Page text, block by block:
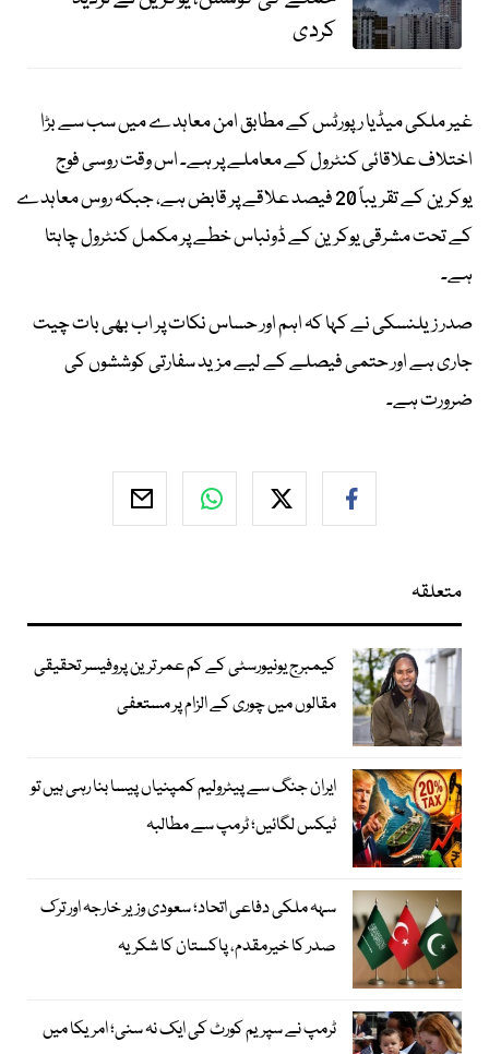
کردی
غیر ملکی میڈیا رپورٹس کے مطابق امن معاہدے میں سب سے بڑا
اختلاف علاقائی کنٹرول کے معاملے پر ہے۔ اس وقت روسی فوج
یوکرین کے تقریباً 20 فیصد علاقے پر قابض ہے، جبکہ روس معاہدے
کے تحت مشرقی یوکرین کے ڈونباس خطے پر مکمل کنٹرول چاہتا
ہے۔
صدر زیلنسکی نے کہا کہ اہم اور حساس نکات پر اب بھی بات چیت
جاری ہے اور حتمی فیصلے کے لیے مزید سفارتی کوششوں کی
ضرورت ہے۔
متعلقہ
کیمبرج یونیورسٹی کے کم عمر ترین پروفیسر تحقیقی
مقالوں میں چوری کے الزام پر مستعفی
ایران جنگ سے پیٹرولیم کمپنیاں پیسا بنا رہی ہیں تو
ٹیکس لگائیں؛ ٹرمپ سے مطالبہ
سہہ ملکی دفاعی اتحاد؛ سعودی وزیر خارجہ اور ترک
صدر کا خیرمقدم، پاکستان کا شکریہ
ٹرمپ نے سپریم کورٹ کی ایک نہ سنی؛ امریکا میں